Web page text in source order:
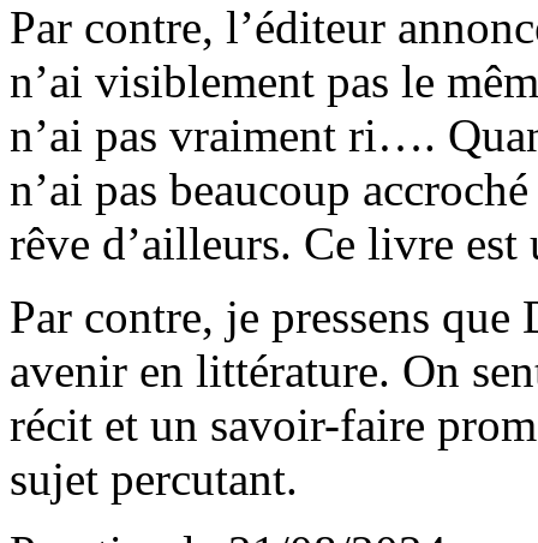
Par contre, l’éditeur
n’ai visiblement pas le
n’ai pas vraiment ri….
n’ai pas beaucoup
rêve d’ailleurs. Ce livre
Par contre, je pressens que
avenir en littérature. On
récit et un savoir-faire
sujet percutant.